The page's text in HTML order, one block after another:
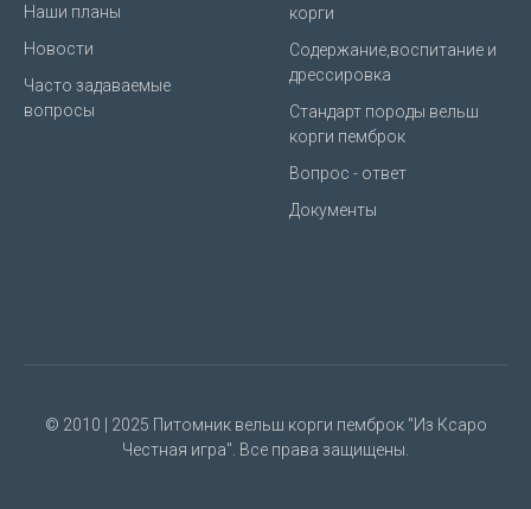
Наши планы
Новости
Часто задаваемые
вопросы
корги
Содержание,воспитание и
дрессировка
Стандарт породы вельш
корги пемброк
Вопрос - ответ
Документы
© 2010 | 2025 Питомник вельш корги пемброк "Из Ксаро
Честная игра". Все права защищены.